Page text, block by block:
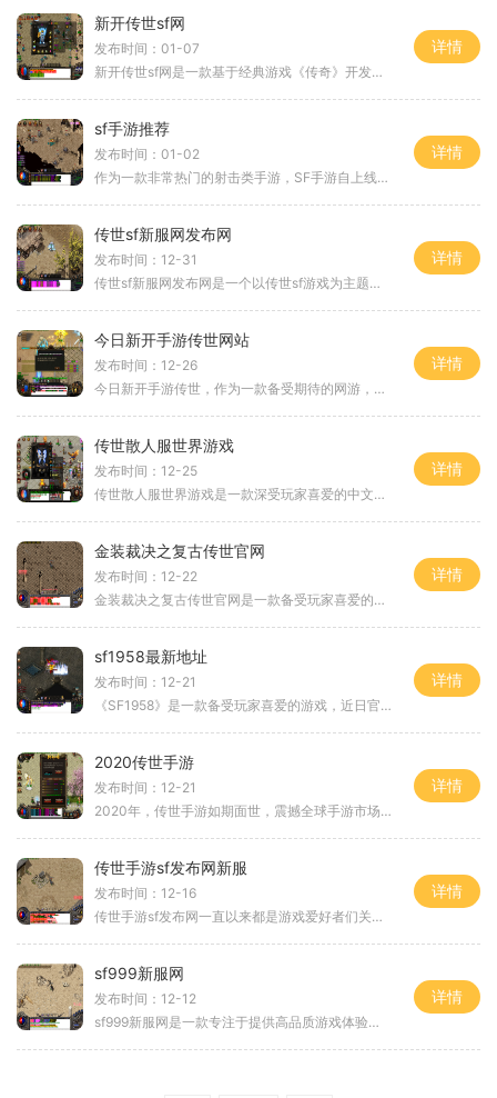
新开传世sf网
发布时间：01-07
新开传世sf网是一款基于经典游戏《传奇》开发而成的私服游戏平台。《传奇》是一款风靡全球的多人在线角色扮演游戏，在这个游戏中，玩家可以扮演不同职业的角色，与其他玩家一起
详情
sf手游推荐
发布时间：01-02
作为一款非常热门的射击类手游，SF手游自上线以来就备受玩家的喜爱。该游戏以其精致的画面，丰富的玩法和刺激的战斗体验而广受好评。下面将为大家介绍SF手游的具体玩法，让大家
详情
传世sf新服网发布网
发布时间：12-31
传世sf新服网发布网是一个以传世sf游戏为主题的网站。传世sf游戏是一款经典的多人在线角色扮演游戏，在这个游戏中，玩家可以扮演自己喜欢的角色，探索一个奇幻丰富的游戏世界，
详情
今日新开手游传世网站
发布时间：12-26
今日新开手游传世，作为一款备受期待的网游，终于如约而至。游戏中拥有各种精彩的玩法和创新的特色，给玩家们带来了全新的游戏体验。就让我们一起来介绍一下这款精彩的游戏吧
详情
传世散人服世界游戏
发布时间：12-25
传世散人服世界游戏是一款深受玩家喜爱的中文游戏。该游戏以中古魔幻为背景，打造了一个丰富多样的游戏世界。在这个世界里，玩家可以自由探索、战斗、交友，体验游戏乐趣。下
详情
金装裁决之复古传世官网
发布时间：12-22
金装裁决之复古传世官网是一款备受玩家喜爱的经典传世页游。游戏以复古传世为背景，通过官方网站向广大玩家提供详细的游戏资讯和丰富的玩法内容，为玩家营造一个沉浸式的游戏
详情
sf1958最新地址
发布时间：12-21
《SF1958》是一款备受玩家喜爱的游戏，近日官方发布了最新地址，带来了更多精彩的游戏体验。本文将为大家详细介绍《SF1958》的具体玩法，让大家更好地了解这款游戏。《SF1958》是一
详情
2020传世手游
发布时间：12-21
2020年，传世手游如期面世，震撼全球手游市场！作为一款以沙盒类玩法为主的MMORPG手游，《2020传世手游》给玩家带来了无与伦比的游戏体验。下面让我们一起看看这款游戏的具体玩法介
详情
传世手游sf发布网新服
发布时间：12-16
传世手游sf发布网一直以来都是游戏爱好者们关注的热门网站，因为我们可以及时了解到各种手游的最新情报、攻略和福利活动。传世手游sf发布网又推出了一款令人期待的新服，让我们
详情
sf999新服网
发布时间：12-12
sf999新服网是一款专注于提供高品质游戏体验的在线游戏平台。无论你是新手还是老鸟，这里都能满足你对游戏的需求，并带给你无尽的乐趣。下面我们将详细介绍sf999新服网的游戏玩法
详情